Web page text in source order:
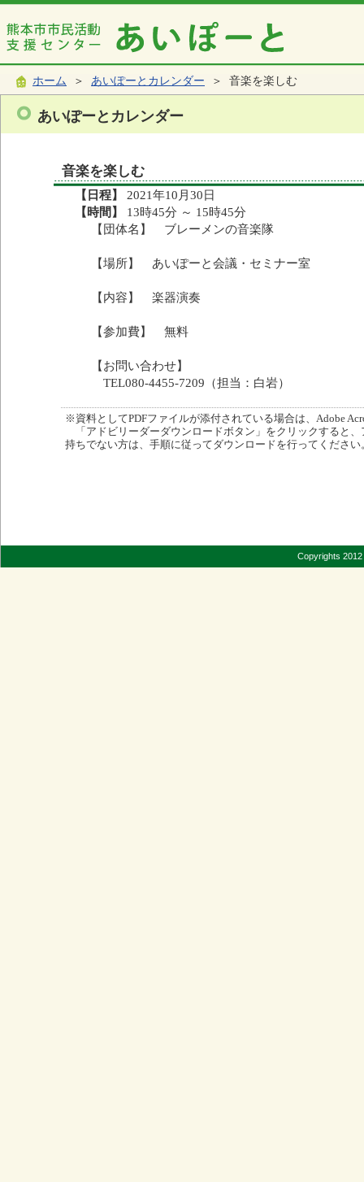
ホーム ＞ あいぽーとカレンダー ＞ 音楽を楽しむ
あいぽーとカレンダー
音楽を楽しむ
【日程】
2021年10月30日
【時間】
13時45分 ～ 15時45分
【団体名】 ブレーメンの音楽隊
【場所】 あいぽーと会議・セミナー室
【内容】 楽器演奏
【参加費】 無料
【お問い合わせ】
TEL080-4455-7209（担当：白岩）
※資料としてPDFファイルが添付されている場合は、Adobe
「アドビリーダーダウンロードボタン」をクリックすると
持ちでない方は、手順に従ってダウンロードを行ってください
Copyrights